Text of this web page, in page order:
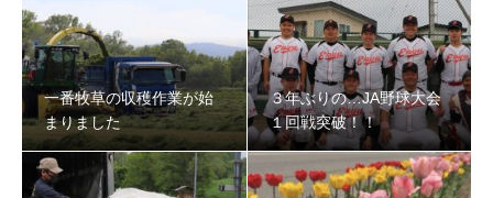
一番牧草の収穫作業が始
まりました
３年ぶりの…JA野球大会
１回戦突破！！